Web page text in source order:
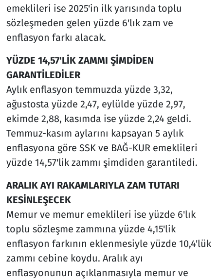
emeklileri ise 2025'in ilk yarısında toplu
sözleşmeden gelen yüzde 6'lık zam ve
enflasyon farkı alacak.
YÜZDE 14,57'LİK ZAMMI ŞİMDİDEN
GARANTİLEDİLER
Aylık enflasyon temmuzda yüzde 3,32,
ağustosta yüzde 2,47, eylülde yüzde 2,97,
ekimde 2,88, kasımda ise yüzde 2,24 geldi.
Temmuz-kasım aylarını kapsayan 5 aylık
enflasyona göre SSK ve BAĞ-KUR emeklileri
yüzde 14,57'lik zammı şimdiden garantiledi.
ARALIK AYI RAKAMLARIYLA ZAM TUTARI
KESİNLEŞECEK
Memur ve memur emeklileri ise yüzde 6'lık
toplu sözleşme zammına yüzde 4,15'lik
enflasyon farkının eklenmesiyle yüzde 10,4'lük
zammı cebine koydu. Aralık ayı
enflasyonunun açıklanmasıyla memur ve